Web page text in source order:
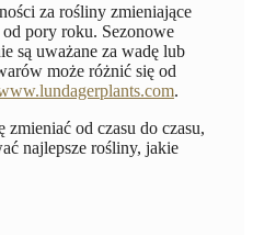
za rośliny zmieniające
pory roku. Sezonowe
są uważane za wadę lub
może różnić się od
.
zmieniać od czasu do czasu,
najlepsze rośliny, jakie